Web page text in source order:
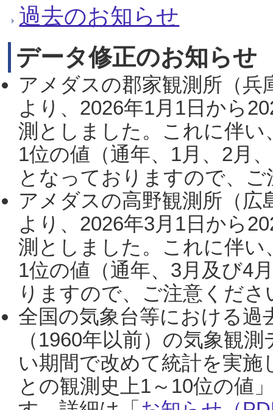
過去のお知らせ
データ修正のお知らせ
アメダスの郡家観測所（
より、2026年1月1日から
測としました。これに伴い
1位の値（通年、1月、2月
となっておりますので、
アメダスの高野観測所（
より、2026年3月1日から
測としました。これに伴い
1位の値（通年、3月及び4
りますので、ご注意くだ
全国の気象台等における過
（1960年以前）の気象観
い期間で改めて統計を実
との観測史上1～10位の値